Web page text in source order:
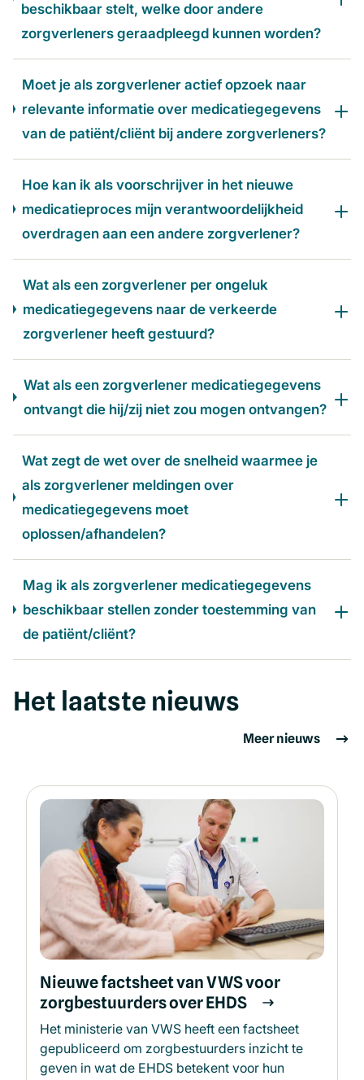
beschikbaar stelt, welke door andere
zorgverleners geraadpleegd kunnen worden?
Moet je als zorgverlener actief opzoek naar
relevante informatie over medicatiegegevens
van de patiënt/cliënt bij andere zorgverleners?
Hoe kan ik als voorschrijver in het nieuwe
medicatieproces mijn verantwoordelijkheid
overdragen aan een andere zorgverlener?
Wat als een zorgverlener per ongeluk
medicatiegegevens naar de verkeerde
zorgverlener heeft gestuurd?
Wat als een zorgverlener medicatiegegevens
ontvangt die hij/zij niet zou mogen ontvangen?
Wat zegt de wet over de snelheid waarmee je
als zorgverlener meldingen over
medicatiegegevens moet
oplossen/afhandelen?
Mag ik als zorgverlener medicatiegegevens
beschikbaar stellen zonder toestemming van
de patiënt/cliënt?
Het laatste nieuws
Meer nieuws
Nieuwe factsheet van VWS voor
zorgbestuurders over EHDS
Het ministerie van VWS heeft een factsheet
gepubliceerd om zorgbestuurders inzicht te
geven in wat de EHDS betekent voor hun